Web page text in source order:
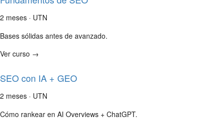
2 meses · UTN
Bases sólidas antes de avanzado.
Ver curso →
SEO con IA + GEO
2 meses · UTN
Cómo rankear en AI Overviews + ChatGPT.